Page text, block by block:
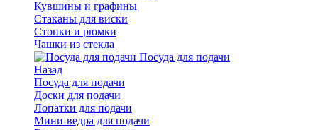
Кувшины и графины
Стаканы для виски
Стопки и рюмки
Чашки из стекла
Посуда для подачи
Назад
Посуда для подачи
Доски для подачи
Лопатки для подачи
Мини-ведра для подачи